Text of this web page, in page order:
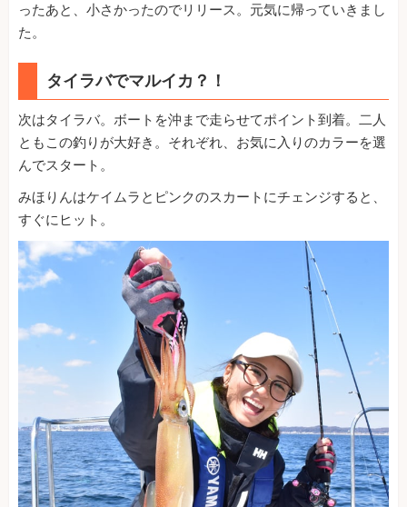
ったあと、小さかったのでリリース。元気に帰っていきまし
た。
タイラバでマルイカ？！
次はタイラバ。ボートを沖まで走らせてポイント到着。二人
ともこの釣りが大好き。それぞれ、お気に入りのカラーを選
んでスタート。
みほりんはケイムラとピンクのスカートにチェンジすると、
すぐにヒット。